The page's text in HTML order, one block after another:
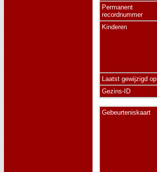
Permanent
recordnummer
Kinderen
Laatst gewijzigd op
Gezins-ID
Gebeurteniskaart